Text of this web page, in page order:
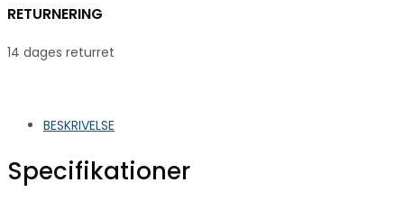
RETURNERING
14 dages returret
BESKRIVELSE
Specifikationer